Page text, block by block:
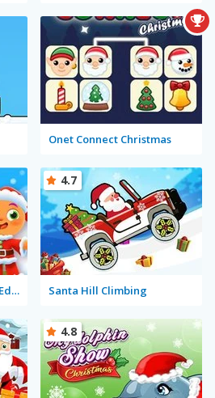
Onet Connect Christmas
Cookie Crush: Christmas Edition Santa Hill Climbing
4.7
4.8